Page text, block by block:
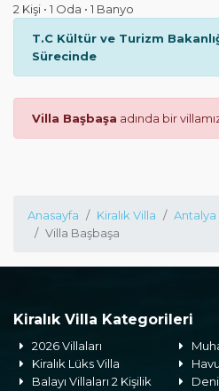
2 Kişi • 1 Oda • 1 Banyo
T.C Kültür ve Turizm
Sürecinde
Villa Başbaşa adında bir
Anasayfa Kiralık Villa Antalya
Villa Başbaşa
Kiralık Villa Kategorileri
2026 Villaları
Kiralık Lüks Villa
Balayı Villaları 2 Kişilik